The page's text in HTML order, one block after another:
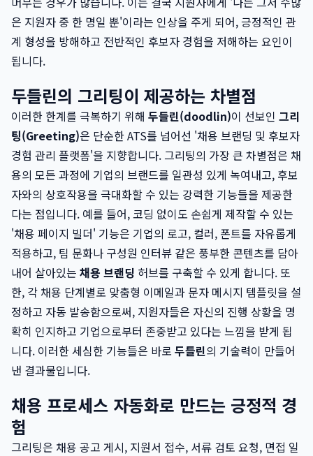
은 지원자 중 한 명일 뿐'이라는 인상을 주게 되어, 긍정적인 관
계 형성을 방해하고 전반적인 후보자 경험을 저해하는 요인이
됩니다.
두들린의 그리팅이 제공하는 차별점
이러한 한계를 극복하기 위해 두들린(doodlin)이 선보인 그리
팅(Greeting)은 단순한 ATS를 넘어선 '채용 브랜딩 및 후보자
경험 관리 플랫폼'을 지향합니다. 그리팅의 가장 큰 차별점은 채
용의 모든 과정에 기업의 브랜드를 일관성 있게 녹여내고, 후보
자와의 상호작용을 극대화할 수 있는 강력한 기능들을 제공한
다는 점입니다. 예를 들어, 코딩 없이도 손쉽게 제작할 수 있는
'채용 페이지 빌더' 기능은 기업의 로고, 컬러, 폰트를 자유롭게
적용하고, 팀 문화나 구성원 인터뷰 같은 풍부한 콘텐츠를 담아
내어 살아있는 채용 브랜딩 허브를 구축할 수 있게 합니다. 또
한, 각 채용 단계별로 맞춤형 이메일과 문자 메시지 템플릿을 설
정하고 자동 발송함으로써, 지원자들은 자신의 진행 상황을 명
확히 인지하고 기업으로부터 존중받고 있다는 느낌을 받게 됩
니다. 이러한 세심한 기능들은 바로 두들린의 기술력이 만들어
낸 결과물입니다.
채용 프로세스 자동화로 만드는 긍정적 경
험
그리팅은 채용 공고 게시, 지원서 접수, 서류 검토 요청, 면접 일